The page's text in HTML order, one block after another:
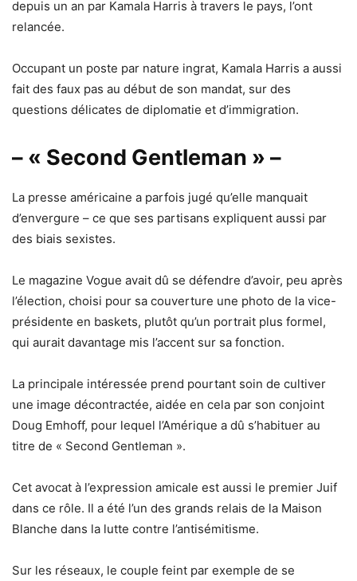
depuis un an par Kamala Harris à travers le pays, l’ont
relancée.
Occupant un poste par nature ingrat, Kamala Harris a aussi
fait des faux pas au début de son mandat, sur des
questions délicates de diplomatie et d’immigration.
– « Second Gentleman » –
La presse américaine a parfois jugé qu’elle manquait
d’envergure – ce que ses partisans expliquent aussi par
des biais sexistes.
Le magazine Vogue avait dû se défendre d’avoir, peu après
l’élection, choisi pour sa couverture une photo de la vice-
présidente en baskets, plutôt qu’un portrait plus formel,
qui aurait davantage mis l’accent sur sa fonction.
La principale intéressée prend pourtant soin de cultiver
une image décontractée, aidée en cela par son conjoint
Doug Emhoff, pour lequel l’Amérique a dû s’habituer au
titre de « Second Gentleman ».
Cet avocat à l’expression amicale est aussi le premier Juif
dans ce rôle. Il a été l’un des grands relais de la Maison
Blanche dans la lutte contre l’antisémitisme.
Sur les réseaux, le couple feint par exemple de se